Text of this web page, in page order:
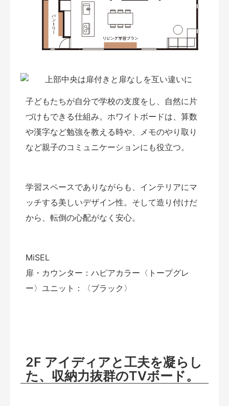
子どもたちが自分で学校の支度をし、自然に片
づけもできる仕組み。ホワイトボードは、算数
や漢字など勉強を教える時や、メモのやり取り
など親子のコミュニケーションにも役立つ。
学習スペースでありながらも、インテリアにマ
ッチする美しいデザイン性。そして造り付けだ
から、転倒の心配がなく安心。
MiSEL
扉・カウンター：ハピアカラー〈トープグレ
ー〉ユニット：〈ブラック〉
2F アイディアと工夫を凝らし
た、収納力抜群のTVボード。